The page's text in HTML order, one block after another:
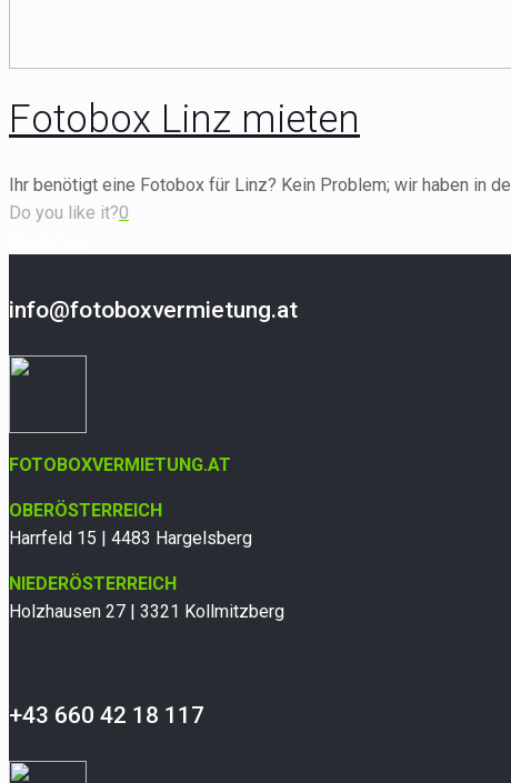
Fotobox Linz mieten
Ihr benötigt eine Fotobox für Linz? Kein Problem; wir haben in
Do you like it?0
info@fotoboxvermietung.at
FOTOBOXVERMIETUNG.AT
OBERÖSTERREICH
Harrfeld 15 | 4483 Hargelsberg
NIEDERÖSTERREICH
Holzhausen 27 | 3321 Kollmitzberg
+43 660 42 18 117